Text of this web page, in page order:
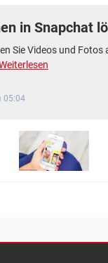
in Snapchat
Sie Videos und Fotos
05:04